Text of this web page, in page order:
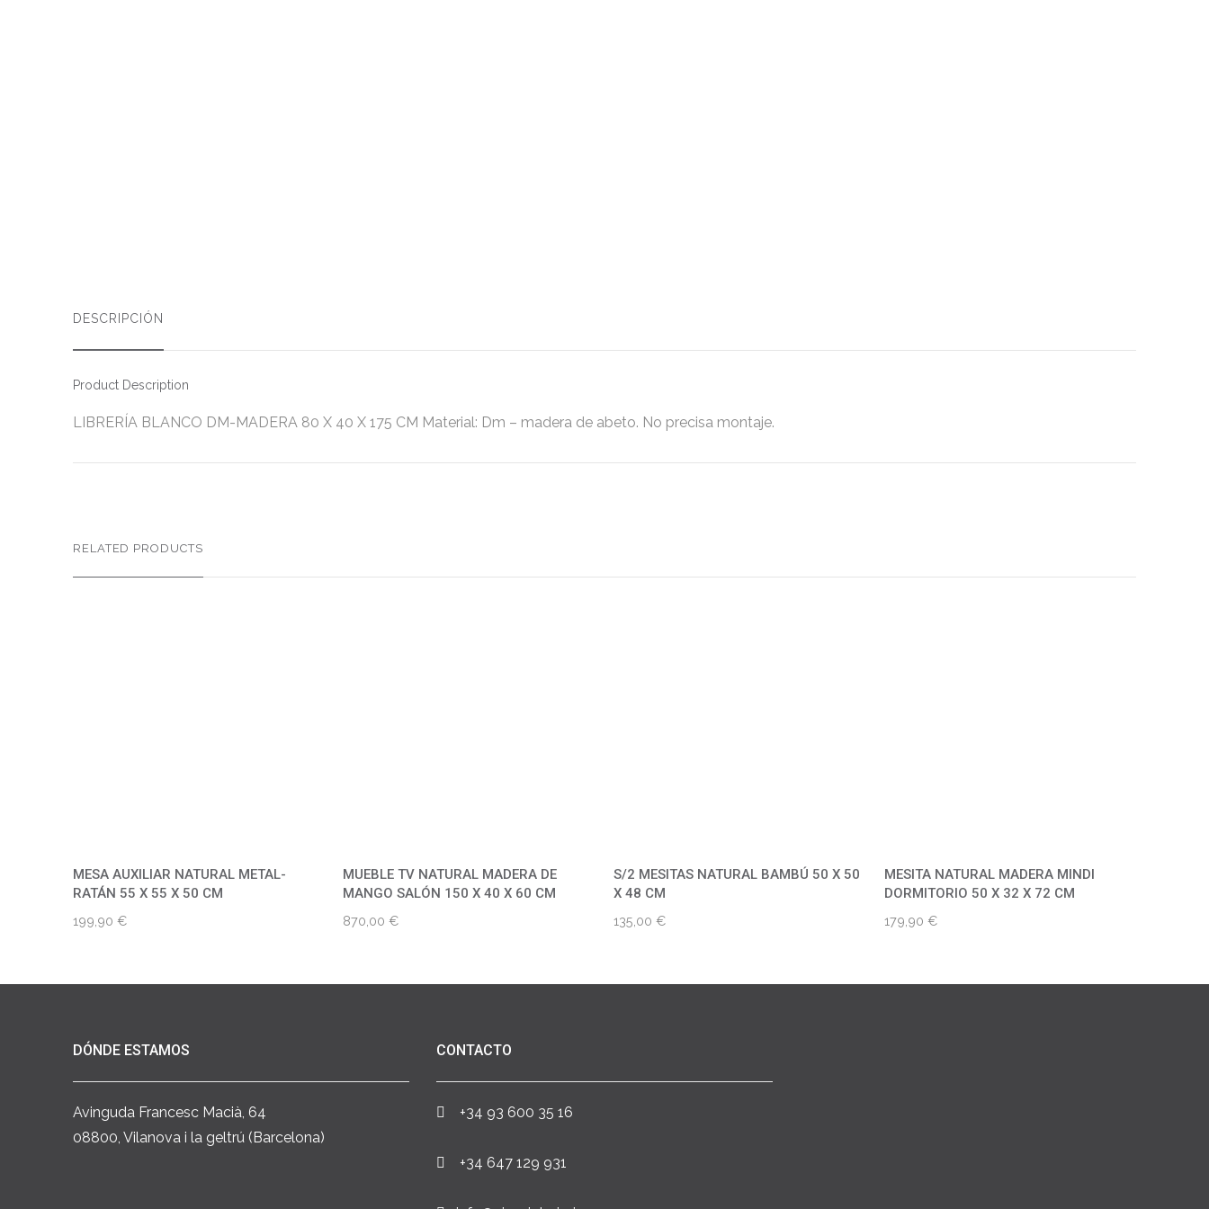
DESCRIPCIÓN
Product Description
LIBRERÍA BLANCO DM-MADERA 80 X 40 X 175 CM Material: Dm – madera de abeto. No precisa montaje.
RELATED PRODUCTS
MESA AUXILIAR NATURAL METAL-
RATÁN 55 X 55 X 50 CM
199,90 €
MUEBLE TV NATURAL MADERA DE
MANGO SALÓN 150 X 40 X 60 CM
870,00€
S/2 MESITAS NATURAL BAMBÚ 50 X 50
X 48 CM
135,00 €
MESITA NATURAL MADERA MINDI
DORMITORIO 50 X 32 X 72 CM
179,90 €
DÓNDE ESTAMOS
Avinguda Francesc Macià, 64
08800, Vilanova i la geltrú (Barcelona)
CONTACTO
+34 93 600 35 16
+34 647 129 931